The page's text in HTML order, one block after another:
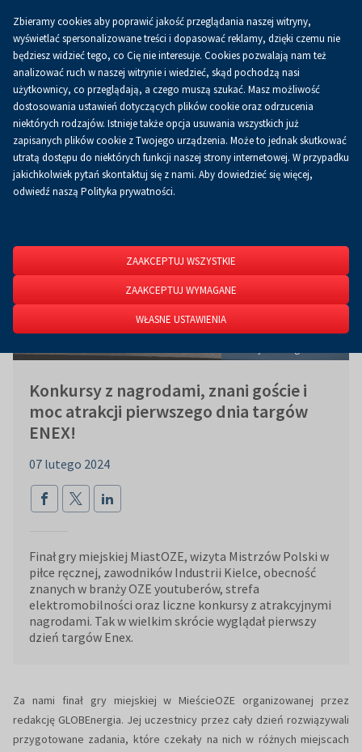
0.00 złKoszykPL
Strona główna O firmie Aktualności
Aktualności
Konkursy z nagrodami, znani goście i
moc atrakcji pierwszego dnia targów
ENEX!
07 lutego 2024
Finał gry miejskiej MiastOZE, wizyta Mistrzów Polski w
piłce ręcznej, zawodników Industrii Kielce, obecność
znanych w branży OZE youtuberów, strefa
elektromobilności oraz liczne konkursy z atrakcyjnymi
nagrodami. Tak w wielkim skrócie wyglądał pierwszy
dzień targów Enex.
Za nami finał gry miejskiej w MieścieOZE organizowanej przez
redakcję GLOBEnergia. Jej uczestnicy przez cały dzień rozwiązywali
przygotowane zadania, które czekały na nich w różnych miejscach
Zbieramy cookies aby poprawić jakość przeglądania naszej witryny,
wyświetlać spersonalizowane treści i dopasować reklamy, dzięki czemu nie
będziesz widzieć tego, co Cię nie interesuje. Cookies pozwalają nam też
analizować ruch w naszej witrynie i wiedzieć, skąd pochodzą nasi
użytkownicy, co przeglądają, a czego muszą szukać. Masz możliwość
dostosowania ustawień dotyczących plików cookie oraz odrzucenia
niektórych rodzajów. Istnieje także opcja usuwania wszystkich już
zapisanych plików cookie z Twojego urządzenia. Może to jednak skutkować
utratą dostępu do niektórych funkcji naszej strony internetowej. W przypadku
jakichkolwiek pytań skontaktuj się z nami. Aby dowiedzieć się więcej,
odwiedź naszą Polityka prywatności.
ZAAKCEPTUJ WSZYSTKIE
ZAAKCEPTUJ WYMAGANE
WŁASNE USTAWIENIA